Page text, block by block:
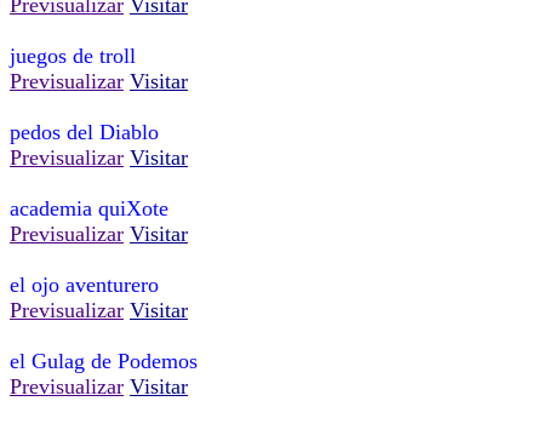
Previsualizar Visitar
juegos de troll
Previsualizar Visitar
pedos del Diablo
Previsualizar Visitar
academia quiXote
Previsualizar Visitar
el ojo aventurero
Previsualizar Visitar
el Gulag de Podemos
Previsualizar Visitar